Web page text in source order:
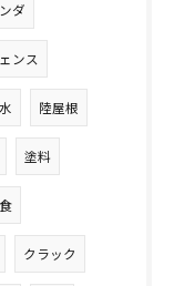
ダ
ンス
陸屋根
塗料
クラック